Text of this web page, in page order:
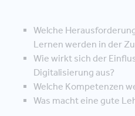
Welche
Lernen werden in der
Wie wirkt sich der
Digitalisierung aus?
Welche Kompetenzen
Was macht eine gute